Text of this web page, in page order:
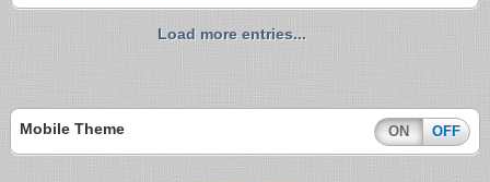
Load more entries...
Mobile Theme ON OFF